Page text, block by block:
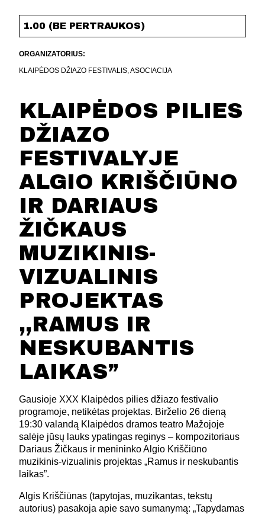
1.00 (BE PERTRAUKOS)
ORGANIZATORIUS:
KLAIPĖDOS DŽIAZO FESTIVALIS, ASOCIACIJA
KLAIPĖDOS PILIES
DŽIAZO
FESTIVALYJE
ALGIO KRIŠČIŪNO
IR DARIAUS
ŽIČKAUS
MUZIKINIS-
VIZUALINIS
PROJEKTAS
,,RAMUS IR
NESKUBANTIS
LAIKAS”
Gausioje XXX Klaipėdos pilies džiazo festivalio
programoje, netikėtas projektas. Birželio 26 dieną
19:30 valandą Klaipėdos dramos teatro Mažojoje
salėje jūsų lauks ypatingas reginys – kompozitoriaus
Dariaus Žičkaus ir menininko Algio Kriščiūno
muzikinis-vizualinis projektas „Ramus ir neskubantis
laikas”.
Algis Kriščiūnas (tapytojas, muzikantas, tekstų
autorius) pasakoja apie savo sumanymą: „Tapydamas